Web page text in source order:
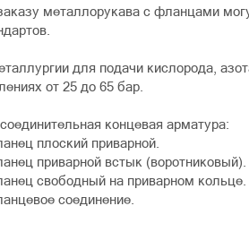
металлорукава с фланцами
для подачи кислорода,
от 25 до 65 бар.
концевая арматура:
плоский приварной.
приварной встык (воротниковый).
свободный на приварном кольце.
соединение.